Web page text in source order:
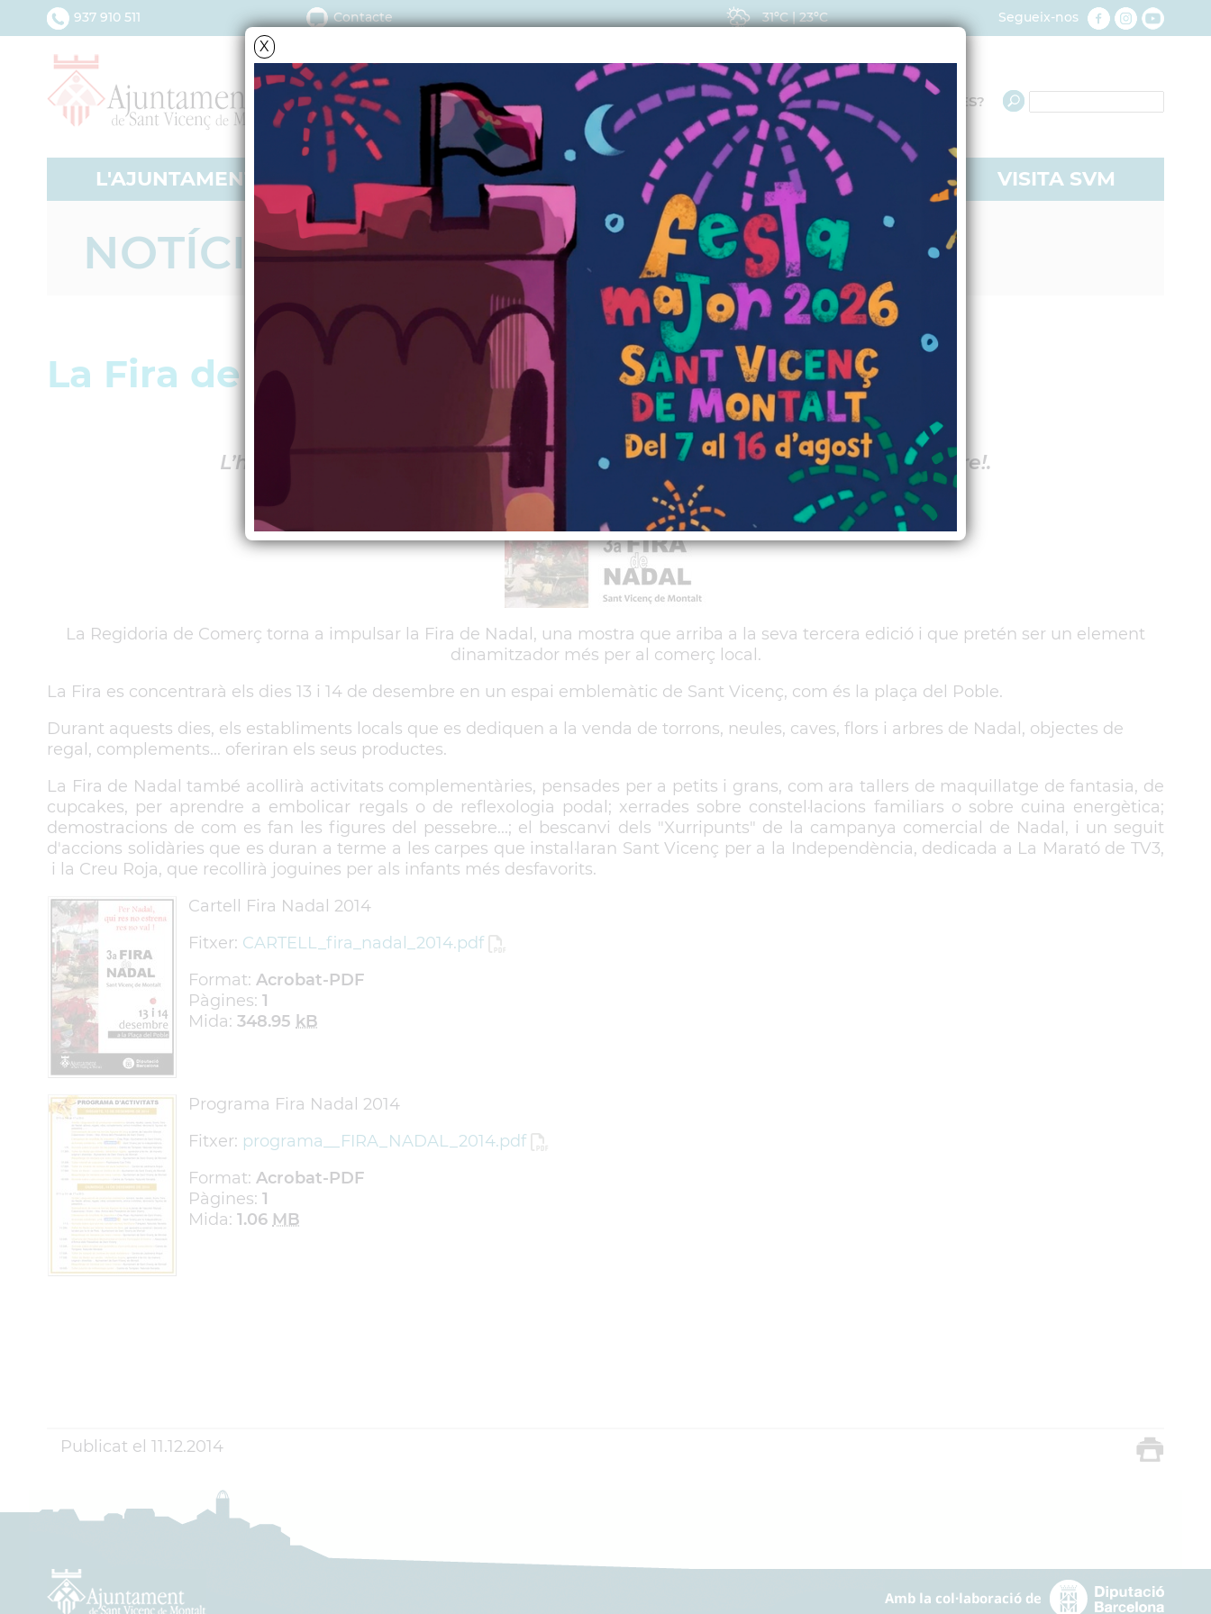
X
L'AJUNTAMENT SERVEIS ACTUALITAT VIURE A SVM VISITA SVM
QUÈ NECESSITES?
937 910 511 Contacte 31ºC|23ºC Segueix-nos
NOTÍCIES - ACTUALITAT
La Fira de Nadal torna a la plaça del Poble
L’horari de la Fira serà d’11 a 14h i de 17 a 20h. No us la podeu deixar perdre!.
La Regidoria de Comerç torna a impulsar la Fira de Nadal, una mostra que arriba a la seva tercera edició i que pretén ser un element
dinamitzador més per al comerç local.
La Fira es concentrarà els dies 13 i 14 de desembre en un espai emblemàtic de Sant Vicenç, com és la plaça del Poble.
Durant aquests dies, els establiments locals que es dediquen a la venda de torrons, neules, caves, flors i arbres de Nadal, objectes de
regal, complements... oferiran els seus productes.
La Fira de Nadal també acollirà activitats complementàries, pensades per a petits i grans, com ara tallers de maquillatge de fantasia, de
cupcakes, per aprendre a embolicar regals o de reflexologia podal; xerrades sobre constel·lacions familiars o sobre cuina energètica;
demostracions de com es fan les figures del pessebre...; el bescanvi dels "Xurripunts" de la campanya comercial de Nadal, i un seguit
d'accions solidàries que es duran a terme a les carpes que instal·laran Sant Vicenç per a la Independència, dedicada a La Marató de TV3,
i la Creu Roja, que recollirà joguines per als infants més desfavorits.
Cartell Fira Nadal 2014
Fitxer: CARTELL_fira_nadal_2014.pdf
Format: Acrobat-PDF
Pàgines: 1
Mida: 348.95 kB
Programa Fira Nadal 2014
Fitxer: programa__FIRA_NADAL_2014.pdf
Format: Acrobat-PDF
Pàgines: 1
Mida: 1.06 MB
Publicat el 11.12.2014